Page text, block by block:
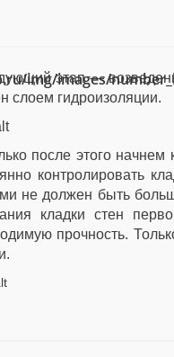
img/images/
этап —
слоем гидроизоляции.
после этого
контролировать
не должен быть
кладки стен
прочность.